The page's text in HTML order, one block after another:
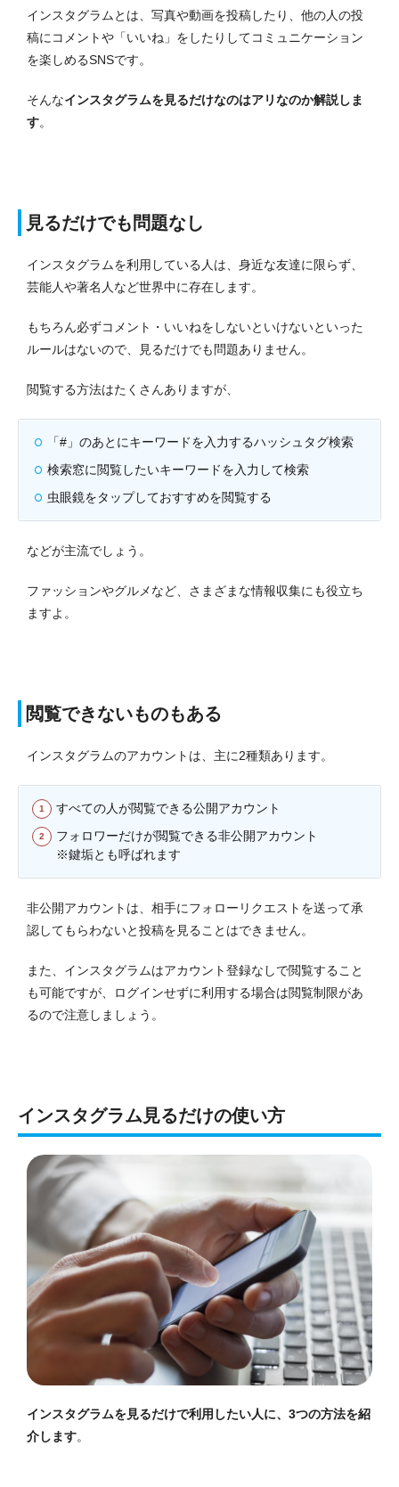
インスタグラムとは、写真や動画を投稿したり、他の人の投
稿にコメントや「いいね」をしたりしてコミュニケーション
を楽しめるSNSです。
そんなインスタグラムを見るだけなのはアリなのか解説しま
す。
見るだけでも問題なし
インスタグラムを利用している人は、身近な友達に限らず、
芸能人や著名人など世界中に存在します。
もちろん必ずコメント・いいねをしないといけないといった
ルールはないので、見るだけでも問題ありません。
閲覧する方法はたくさんありますが、
「#」のあとにキーワードを入力するハッシュタグ検索
検索窓に閲覧したいキーワードを入力して検索
虫眼鏡をタップしておすすめを閲覧する
などが主流でしょう。
ファッションやグルメなど、さまざまな情報収集にも役立ち
ますよ。
閲覧できないものもある
インスタグラムのアカウントは、主に2種類あります。
すべての人が閲覧できる公開アカウント
フォロワーだけが閲覧できる非公開アカウント
※鍵垢とも呼ばれます
非公開アカウントは、相手にフォローリクエストを送って承
認してもらわないと投稿を見ることはできません。
また、インスタグラムはアカウント登録なしで閲覧すること
も可能ですが、ログインせずに利用する場合は閲覧制限があ
るので注意しましょう。
インスタグラム見るだけの使い方
インスタグラムを見るだけで利用したい人に、3つの方法を紹
介します。